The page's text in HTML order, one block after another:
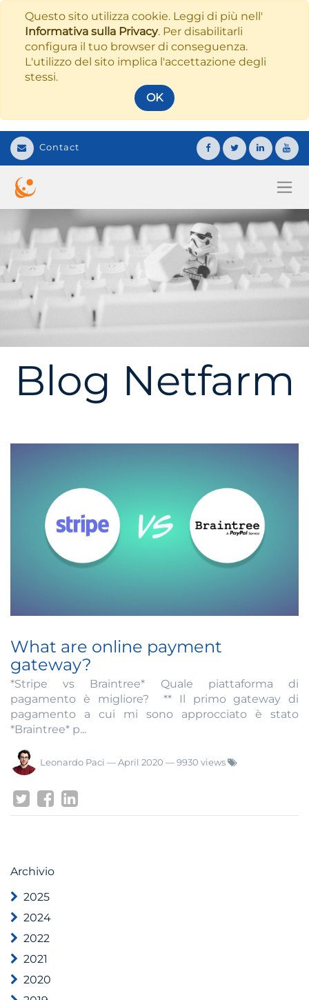
Questo sito utilizza cookie. Leggi di più nell'
Informativa sulla Privacy. Per disabilitarli
configura il tuo browser di conseguenza.
L'utilizzo del sito implica l'accettazione degli
stessi.
OK
Contact
Blog Netfarm
What are online payment
gateway?
*Stripe vs Braintree* Quale piattaforma di
pagamento è migliore? ** Il primo gateway di
pagamento a cui mi sono approcciato è stato
*Braintree* p...
Leonardo Paci —April 2020 — 9930 views
Archivio
2025
2024
2022
2021
2020